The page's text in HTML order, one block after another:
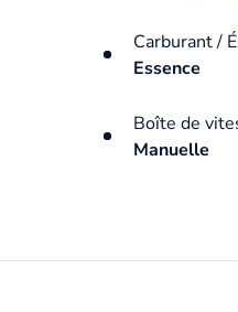
Carburant /
Essence
Boîte de
Manuelle